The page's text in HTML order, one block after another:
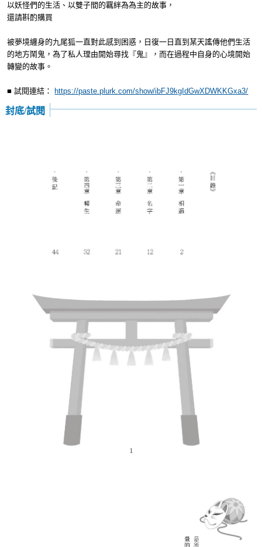
以妖怪們的生活、以雙子間的羈絆為為主的故事，
還請斟酌購買
被夢境纏身的九尾狐一直對此感到困惑，日復一日直到某天謠傳他們生活
的地方鬧鬼，為了私人理由開始尋找『鬼』，而在過程中自身的心境開始
轉變的故事。
■ 試閱連結： https://paste.plurk.com/show/ibFJ9kgIdGwXDWKKGxa3/
封底/試閱